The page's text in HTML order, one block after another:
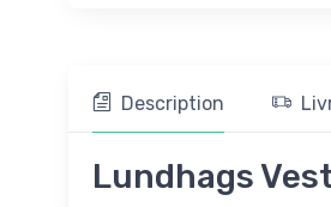
Description
Lundhags